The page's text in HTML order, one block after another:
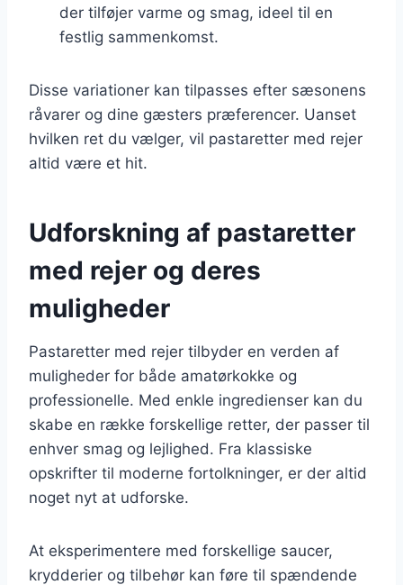
der tilføjer varme og smag, ideel til en
festlig sammenkomst.
Disse variationer kan tilpasses efter sæsonens
råvarer og dine gæsters præferencer. Uanset
hvilken ret du vælger, vil pastaretter med rejer
altid være et hit.
Udforskning af pastaretter
med rejer og deres
muligheder
Pastaretter med rejer tilbyder en verden af
muligheder for både amatørkokke og
professionelle. Med enkle ingredienser kan du
skabe en række forskellige retter, der passer til
enhver smag og lejlighed. Fra klassiske
opskrifter til moderne fortolkninger, er der altid
noget nyt at udforske.
At eksperimentere med forskellige saucer,
krydderier og tilbehør kan føre til spændende